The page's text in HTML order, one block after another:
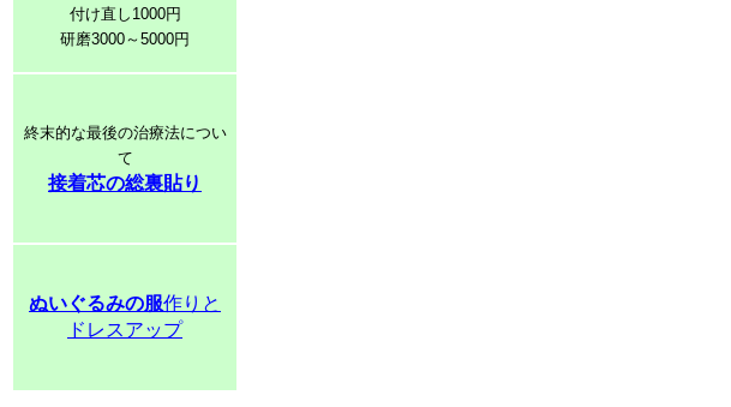
付け直し1000円
研磨3000～5000円
終末的な最後の治療法につい
て
接着芯の総裏貼り
ぬいぐるみの服作りと
ドレスアップ